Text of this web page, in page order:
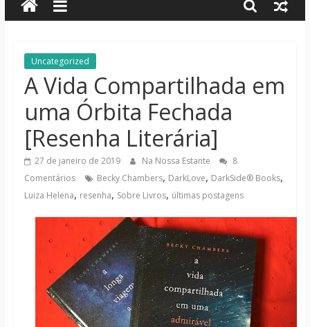
Estante
Críticas
livros,
filmes,
séries
notícias
Uncategorized
A Vida Compartilhada em
uma Órbita Fechada
[Resenha Literária]
27 de janeiro de 2019 Na Nossa Estante
8
Comentários
Becky Chambers, DarkLove, DarkSide® Books,
Luiza Helena, resenha, Sobre Livros, últimas postagens